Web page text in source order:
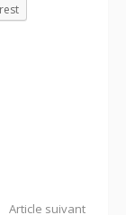
Article suivant